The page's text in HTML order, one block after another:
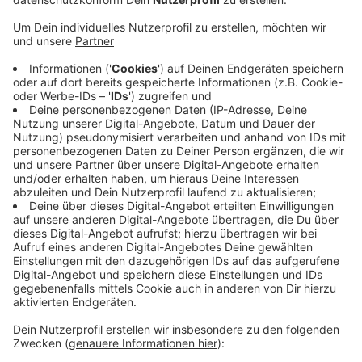
In Leverkusen bedeutet das zum Beispiel, dass die
Rathaus Galerie, das Schloss Morsbrooch, die
BayArena und andere markante Gebäude im
Stadtgebiet eine Stunde lang unbeleuchtet bleiben.
Außerdem lädt das NaturGut Ophoven alle
Restaurants in Leverkusen ein, an der Aktion
teilzunehmen. Mit dabei sind zum Beispiel das
Restaurant „Haus am Park“ in Küppersteg und der
„Herkenrath Hof“ in Schlebusch.
Anzeige